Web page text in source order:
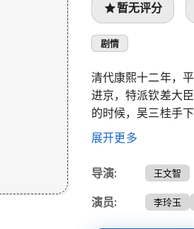
暂无评分
剧情
清代康熙十二年，
进京，特派钦差大
的时候，吴三桂手
退将下去。从此，
了一段奇缘。 虽然
前明余孽的威胁，
面遍游当地的名胜
展开更多
导演: 王文智
演员: 李玲玉